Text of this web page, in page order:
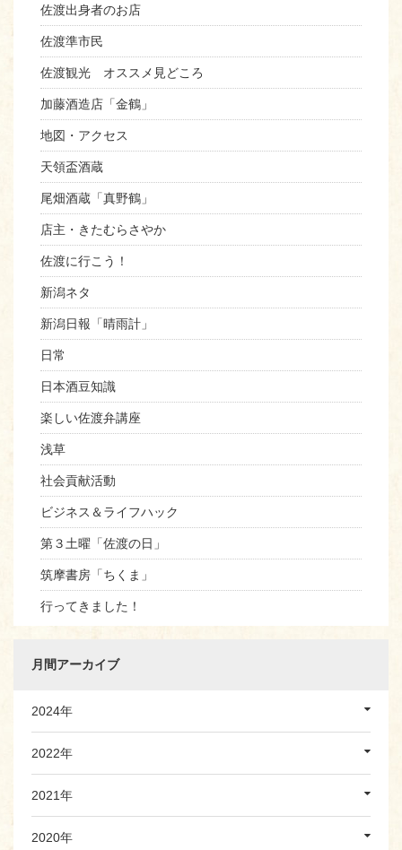
佐渡出身者のお店
佐渡準市民
佐渡観光 オススメ見どころ
加藤酒造店「金鶴」
地図・アクセス
天領盃酒蔵
尾畑酒蔵「真野鶴」
店主・きたむらさやか
佐渡に行こう！
新潟ネタ
新潟日報「晴雨計」
日常
日本酒豆知識
楽しい佐渡弁講座
浅草
社会貢献活動
ビジネス＆ライフハック
第３土曜「佐渡の日」
筑摩書房「ちくま」
行ってきました！
月間アーカイブ
2024年
2022年
2021年
2020年